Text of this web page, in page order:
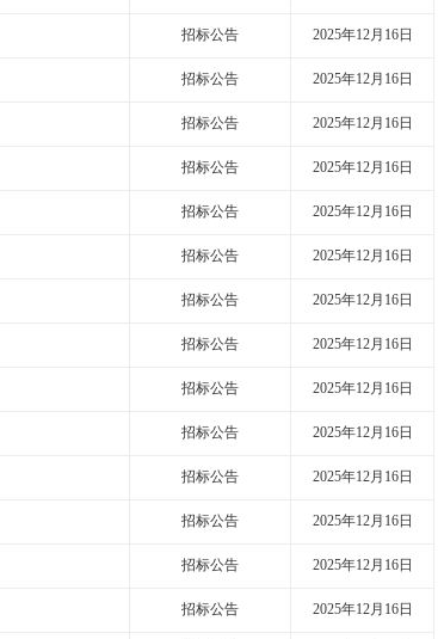
招标公告 2025年12月16日
招标公告 2025年12月16日
招标公告 2025年12月16日
招标公告 2025年12月16日
招标公告 2025年12月16日
招标公告 2025年12月16日
招标公告 2025年12月16日
招标公告 2025年12月16日
招标公告 2025年12月16日
招标公告 2025年12月16日
招标公告 2025年12月16日
招标公告 2025年12月16日
招标公告 2025年12月16日
招标公告 2025年12月16日